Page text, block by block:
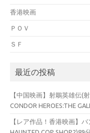
香港映画
ＰＯＶ
ＳＦ
最近の投稿
【中国映画】射鵰英雄伝(
CONDOR HEROES:THE
【レア作品！香港映画】